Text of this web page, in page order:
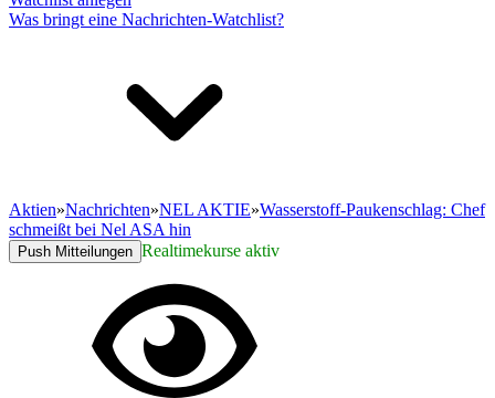
Was bringt eine Nachrichten-Watchlist?
Aktien»Nachrichten»NEL AKTIE»Wasserstoff-Paukenschlag: Chef
schmeißt bei Nel ASA hin
Push Mitteilungen Realtimekurse aktiv